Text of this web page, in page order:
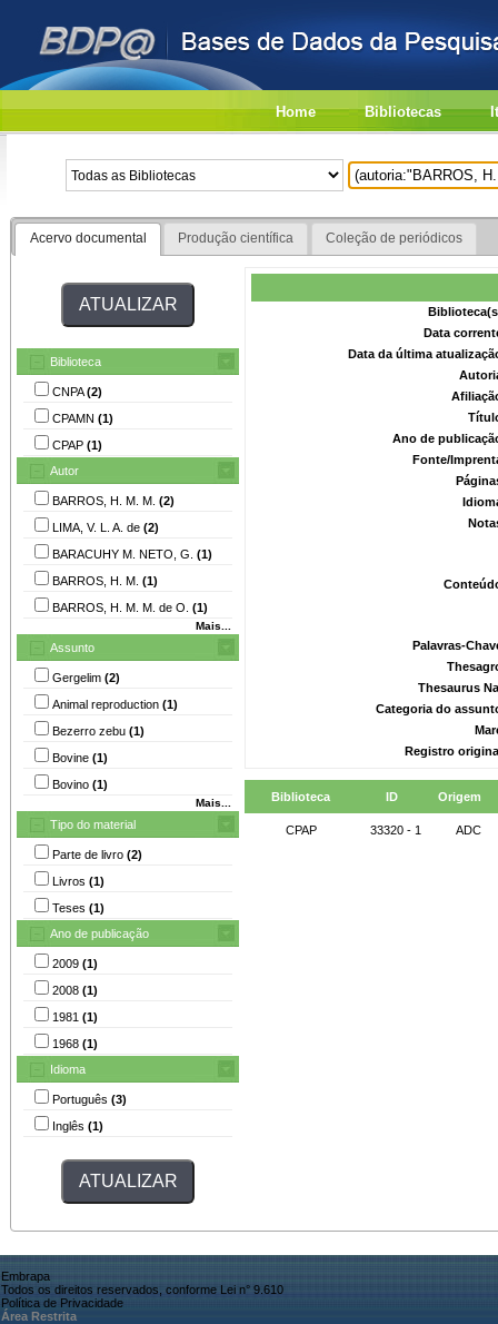
Home Bibliotecas
Acervo documental Produção científica Coleção de periódicos
Biblioteca
CNPA(2)
CPAMN (1)
CPAP (1)
Autor
BARROS, H. M. M. (2)
LIMA, V. L. A. de (2)
BARACUHY M. NETO, G. (1)
BARROS, H. M. (1)
BARROS, H. M. M. de O. (1)
Mais...
Assunto
Gergelim (2)
Animal reproduction (1)
Bezerro zebu (1)
Bovine (1)
Bovino (1)
Mais...
Tipo do material
Parte de livro (2)
Livros (1)
Teses (1)
Ano de publicação
2009 (1)
2008 (1)
1981 (1)
1968 (1)
Idioma
Português (3)
Inglês (1)
Data
Data da última
Ano de
Fonte/
Palavras-
Thesaurus
Categoria do
Registro
Biblioteca ID Origem
CPAP 33320 - 1 ADC
Embrapa
Todos os direitos reservados, conforme Lei n° 9.610
Política de Privacidade
Área Restrita